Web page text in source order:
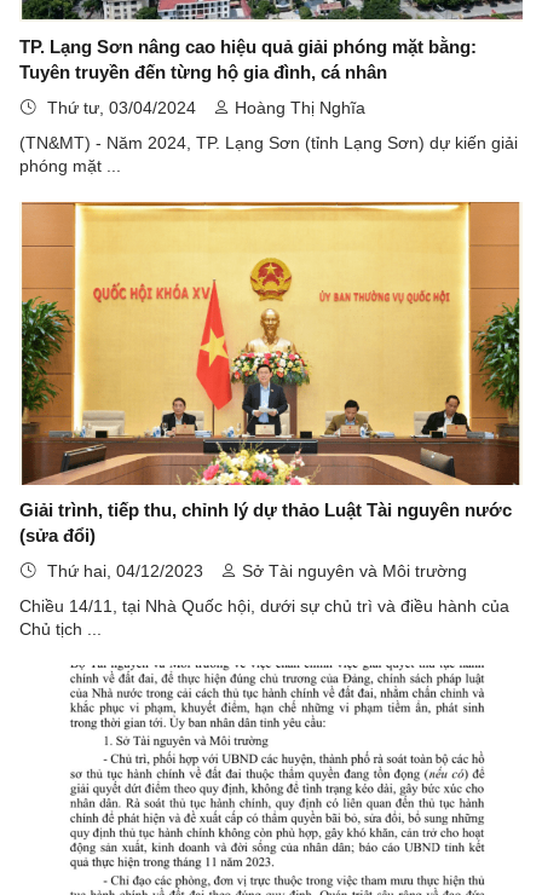
TP. Lạng Sơn nâng cao hiệu quả giải phóng mặt bằng:
Tuyên truyền đến từng hộ gia đình, cá nhân
Thứ tư, 03/04/2024
Hoàng Thị Nghĩa
(TN&MT) - Năm 2024, TP. Lạng Sơn (tỉnh Lạng Sơn) dự kiến giải
phóng mặt ...
Giải trình, tiếp thu, chỉnh lý dự thảo Luật Tài nguyên nước
(sửa đổi)
Thứ hai, 04/12/2023
Sở Tài nguyên và Môi trường
Chiều 14/11, tại Nhà Quốc hội, dưới sự chủ trì và điều hành của
Chủ tịch ...